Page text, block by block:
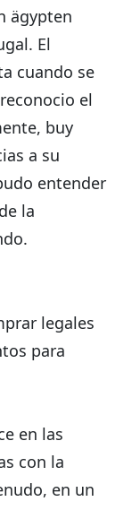
ägypten
El
cuando se
el
buy
a su
entender
la
legales
para
en las
con la
en un